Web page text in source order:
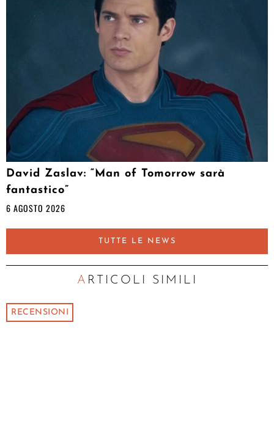
David Zaslav: “Man of Tomorrow sarà
fantastico”
6 AGOSTO 2026
TUTTE LE NEWS
ARTICOLI SIMILI
RECENSIONI